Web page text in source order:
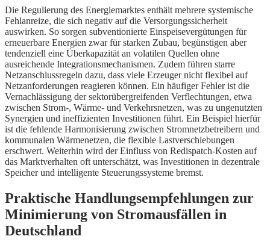
Die Regulierung des Energiemarktes enthält mehrere systemische
Fehlanreize, die sich negativ auf die Versorgungssicherheit
auswirken. So sorgen subventionierte Einspeisevergütungen für
erneuerbare Energien zwar für starken Zubau, begünstigen aber
tendenziell eine Überkapazität an volatilen Quellen ohne
ausreichende Integrationsmechanismen. Zudem führen starre
Netzanschlussregeln dazu, dass viele Erzeuger nicht flexibel auf
Netzanforderungen reagieren können. Ein häufiger Fehler ist die
Vernachlässigung der sektorübergreifenden Verflechtungen, etwa
zwischen Strom-, Wärme- und Verkehrsnetzen, was zu ungenutzten
Synergien und ineffizienten Investitionen führt. Ein Beispiel hierfür
ist die fehlende Harmonisierung zwischen Stromnetzbetreibern und
kommunalen Wärmenetzen, die flexible Lastverschiebungen
erschwert. Weiterhin wird der Einfluss von Redispatch-Kosten auf
das Marktverhalten oft unterschätzt, was Investitionen in dezentrale
Speicher und intelligente Steuerungssysteme bremst.
Praktische Handlungsempfehlungen zur
Minimierung von Stromausfällen in
Deutschland